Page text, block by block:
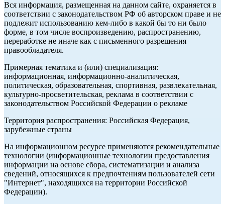
Вся информация, размещенная на данном сайте, охраняется в
соответствии с законодательством РФ об авторском праве и не
подлежит использованию кем-либо в какой бы то ни было
форме, в том числе воспроизведению, распространению,
переработке не иначе как с письменного разрешения
правообладателя.
Примерная тематика и (или) специализация:
информационная, информационно-аналитическая,
политическая, образовательная, спортивная, развлекательная,
культурно-просветительская, реклама в соответствии с
законодательством Российской Федерации о рекламе
Территория распространения: Российская Федерация,
зарубежные страны
На информационном ресурсе применяются рекомендательные
технологии (информационные технологии предоставления
информации на основе сбора, систематизации и анализа
сведений, относящихся к предпочтениям пользователей сети
"Интернет", находящихся на территории Российской
Федерации).